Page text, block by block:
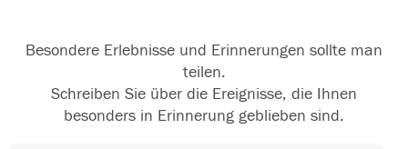
Besondere Erlebnisse und Erinnerungen sollte man
teilen.
Schreiben Sie über die Ereignisse, die Ihnen
besonders in Erinnerung geblieben sind.